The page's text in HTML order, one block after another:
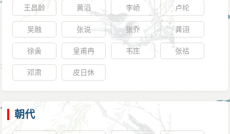
王昌龄 黄滔 李峤 卢纶
吴融 张说 张乔 龚诩
徐夤 皇甫冉 韦庄 张祜
邓肃 皮日休
朝代